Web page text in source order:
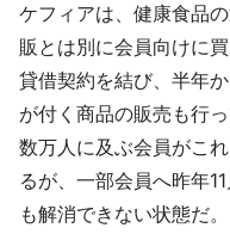
ケフィアは、健康食品
販とは別に会員向けに
貸借契約を結び、半年
が付く商品の販売も行っ
数万人に及ぶ会員がこ
るが、一部会員へ昨年
も解消できない状態だ。